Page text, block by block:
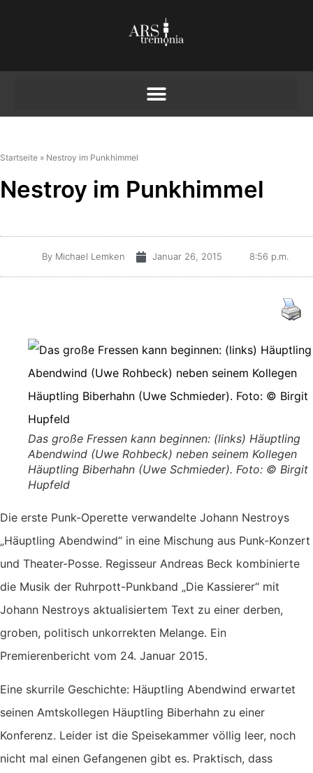
Startseite » Nestroy im Punkhimmel
Nestroy im Punkhimmel
ByMichael Lemken Januar 26, 2015 8:56 p.m.
Das große Fressen kann beginnen: (links) Häuptling
Abendwind (Uwe Rohbeck) neben seinem Kollegen
Häuptling Biberhahn (Uwe Schmieder). Foto: © Birgit
Hupfeld
Die erste Punk-Operette verwandelte Johann Nestroys
„Häuptling Abendwind“ in eine Mischung aus Punk-Konzert
und Theater-Posse. Regisseur Andreas Beck kombinierte
die Musik der Ruhrpott-Punkband „Die Kassierer“ mit
Johann Nestroys aktualisiertem Text zu einer derben,
groben, politisch unkorrekten Melange. Ein
Premierenbericht vom 24. Januar 2015.
Eine skurrile Geschichte: Häuptling Abendwind erwartet
seinen Amtskollegen Häuptling Biberhahn zu einer
Konferenz. Leider ist die Speisekammer völlig leer, noch
nicht mal einen Gefangenen gibt es. Praktisch, dass